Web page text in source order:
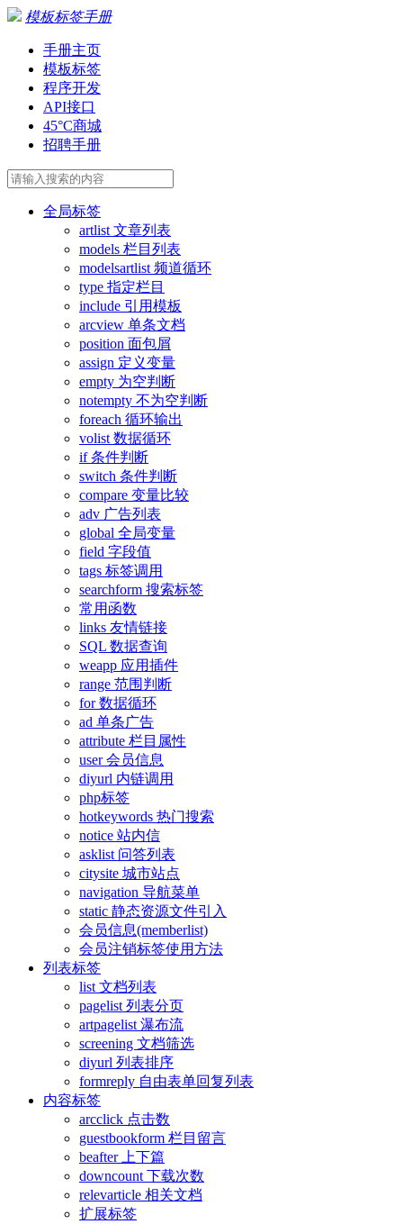
模板标签手册
手册主页
模板标签
程序开发
API接口
45°C商城
招聘手册
全局标签
artlist 文章列表
models 栏目列表
modelsartlist 频道循环
type 指定栏目
include 引用模板
arcview 单条文档
position 面包屑
assign 定义变量
empty 为空判断
notempty 不为空判断
foreach 循环输出
volist 数据循环
if 条件判断
switch 条件判断
compare 变量比较
adv 广告列表
global 全局变量
field 字段值
tags 标签调用
searchform 搜索标签
常用函数
links 友情链接
SQL 数据查询
weapp 应用插件
range 范围判断
for 数据循环
ad 单条广告
attribute 栏目属性
user 会员信息
diyurl 内链调用
php标签
hotkeywords 热门搜索
notice 站内信
asklist 问答列表
citysite 城市站点
navigation 导航菜单
static 静态资源文件引入
会员信息(memberlist)
会员注销标签使用方法
列表标签
list 文档列表
pagelist 列表分页
artpagelist 瀑布流
screening 文档筛选
diyurl 列表排序
formreply 自由表单回复列表
内容标签
arcclick 点击数
guestbookform 栏目留言
beafter 上下篇
downcount 下载次数
relevarticle 相关文档
扩展标签